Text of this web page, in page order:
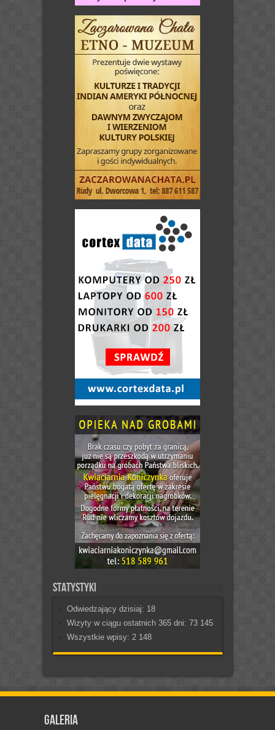
Statystyki
Odwiedzający dzisiaj: 18
Wizyty w ciągu ostatnich 365 dni: 73 145
Wszystkie wpisy: 2 148
Galeria